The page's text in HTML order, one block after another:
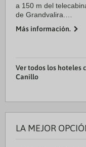
a 150 m del
de Grandvalira.
Habitaciones:
dispone de 111
Más información.
Ver todos los hoteles
Canillo
LA MEJOR